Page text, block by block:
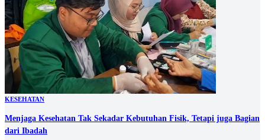
KESEHATAN
Menjaga Kesehatan Tak Sekadar Kebutuhan Fisik, Tetapi juga Bagian
dari Ibadah